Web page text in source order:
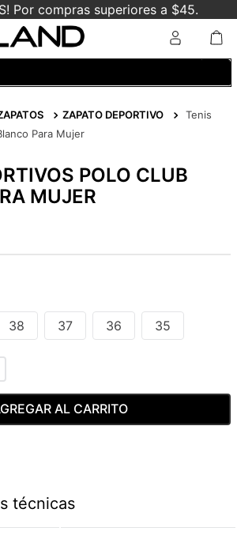
Por compras superiores a $45.
ZAPATO DEPORTIVO
Tenis
Para Mujer
POLO CLUB
MUJER
38 37 36 35
AL CARRITO
técnicas